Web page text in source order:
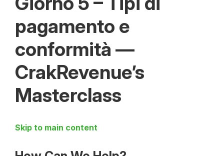
pagamento e
conformità —
CrakRevenue’s
Masterclass
Skip to main content